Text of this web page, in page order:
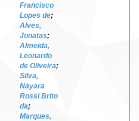
Francisco
Lopes de;
Alves,
Jonatas;
Almeida,
Leonardo
de Oliveira;
Silva,
Nayara
Rossi Brito
da;
Marques,